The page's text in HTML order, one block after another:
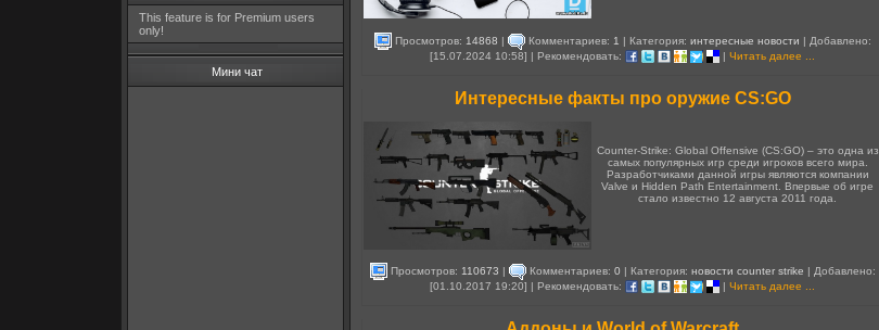
This feature is for Premium users
only!
Мини чат
Просмотров: 14868 | Комментариев: 1 | Категория: интересные новости | Добавлено:
[15.07.2024 10:58] | Рекомендовать:
| Читать далее ...
Интересные факты про оружие CS:GO
Counter-Strike: Global Offensive (CS:GO) – это одна из
самых популярных игр среди игроков всего мира.
Разработчиками данной игры являются компании
Valve и Hidden Path Entertainment. Впервые об игре
стало известно 12 августа 2011 года.
Просмотров: 110673 | Комментариев: 0 | Категория: новости counter strike | Добавлено:
[01.10.2017 19:20] | Рекомендовать:
| Читать далее ...